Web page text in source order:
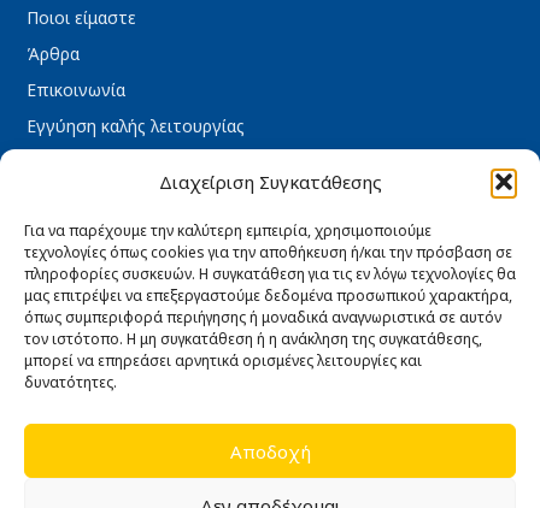
Διαχείριση Συγκατάθεσης
Για να παρέχουμε την καλύτερη εμπειρία, χρησιμοποιούμε
τεχνολογίες όπως cookies για την αποθήκευση ή/και την πρόσβαση σε
πληροφορίες συσκευών. Η συγκατάθεση για τις εν λόγω τεχνολογίες θα
μας επιτρέψει να επεξεργαστούμε δεδομένα προσωπικού χαρακτήρα,
όπως συμπεριφορά περιήγησης ή μοναδικά αναγνωριστικά σε αυτόν
τον ιστότοπο. Η μη συγκατάθεση ή η ανάκληση της συγκατάθεσης,
μπορεί να επηρεάσει αρνητικά ορισμένες λειτουργίες και
δυνατότητες.
Αποδοχή
Ποιοι είμαστε
Άρθρα
Επικοινωνία
Εγγύηση καλής λειτουργίας
Πολιτική Απορρήτου
Πολιτική Cookies
Τρόποι πληρωμής
Τρόποι Αποστολής
Ασφάλεια συναλλαγών
Υπαναχώρηση & Επιστροφές